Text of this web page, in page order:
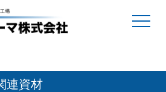
連資材